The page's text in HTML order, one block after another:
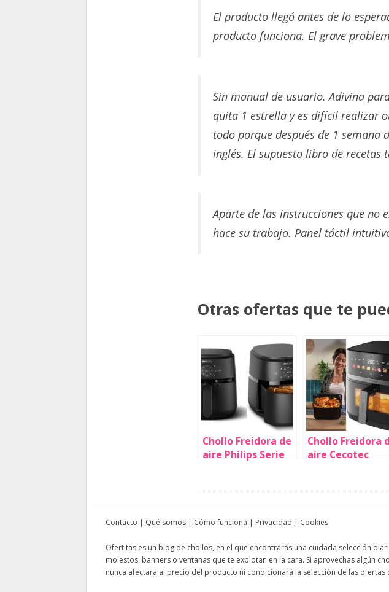
El producto llegó antes de lo
producto funciona. El grave
Sin manual de usuario. Adivina
quita 1 estrella y es difícil realizar
todo porque después de 1
inglés. El supuesto libro de recetas
Aparte de las instrucciones que no
hace su trabajo. Panel táctil
Otras ofertas que te
Chollo Freidora de
aire Philips Serie
gratis (33% de
Chollo Freidora
aire Cecotec
litros por sólo
gratis (-11%)
Contacto | Qué somos | Cómo funciona | Privacidad | Cookies
Ofertitas es un blog de chollos, en el que encontrarás una cuidada selección
molestos, banners o ventanas que te explotan en la cara. Si aprovechas algún
nunca afectará al precio del producto ni condicionará la selección de las ofertas